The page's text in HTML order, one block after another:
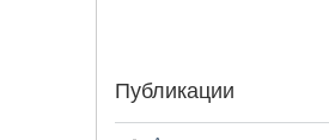
Публикации